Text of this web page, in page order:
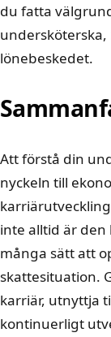
du fatta
lönebeskedet.
Att förstå din
nyckeln till
inte alltid är
många sätt att
skattesituation.
karriär, utnyttja
kontinuerligt